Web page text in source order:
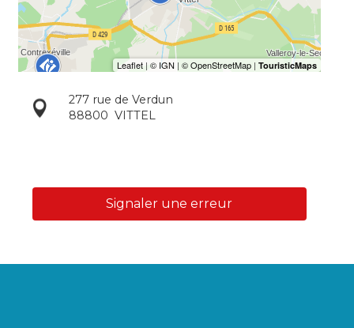
277 rue de Verdun
88800 VITTEL
Signaler une erreur